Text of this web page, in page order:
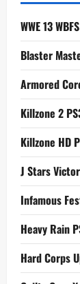
WWE 13
Blaster
Armored
Killzone 2
Killzone HD
J Stars
Infamous
Heavy Rain
Hard Corps